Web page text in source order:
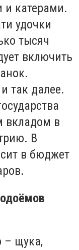
и катерами.
удочки
тысяч
включить
так далее.
вкладом в
В
в бюджет
– щука,